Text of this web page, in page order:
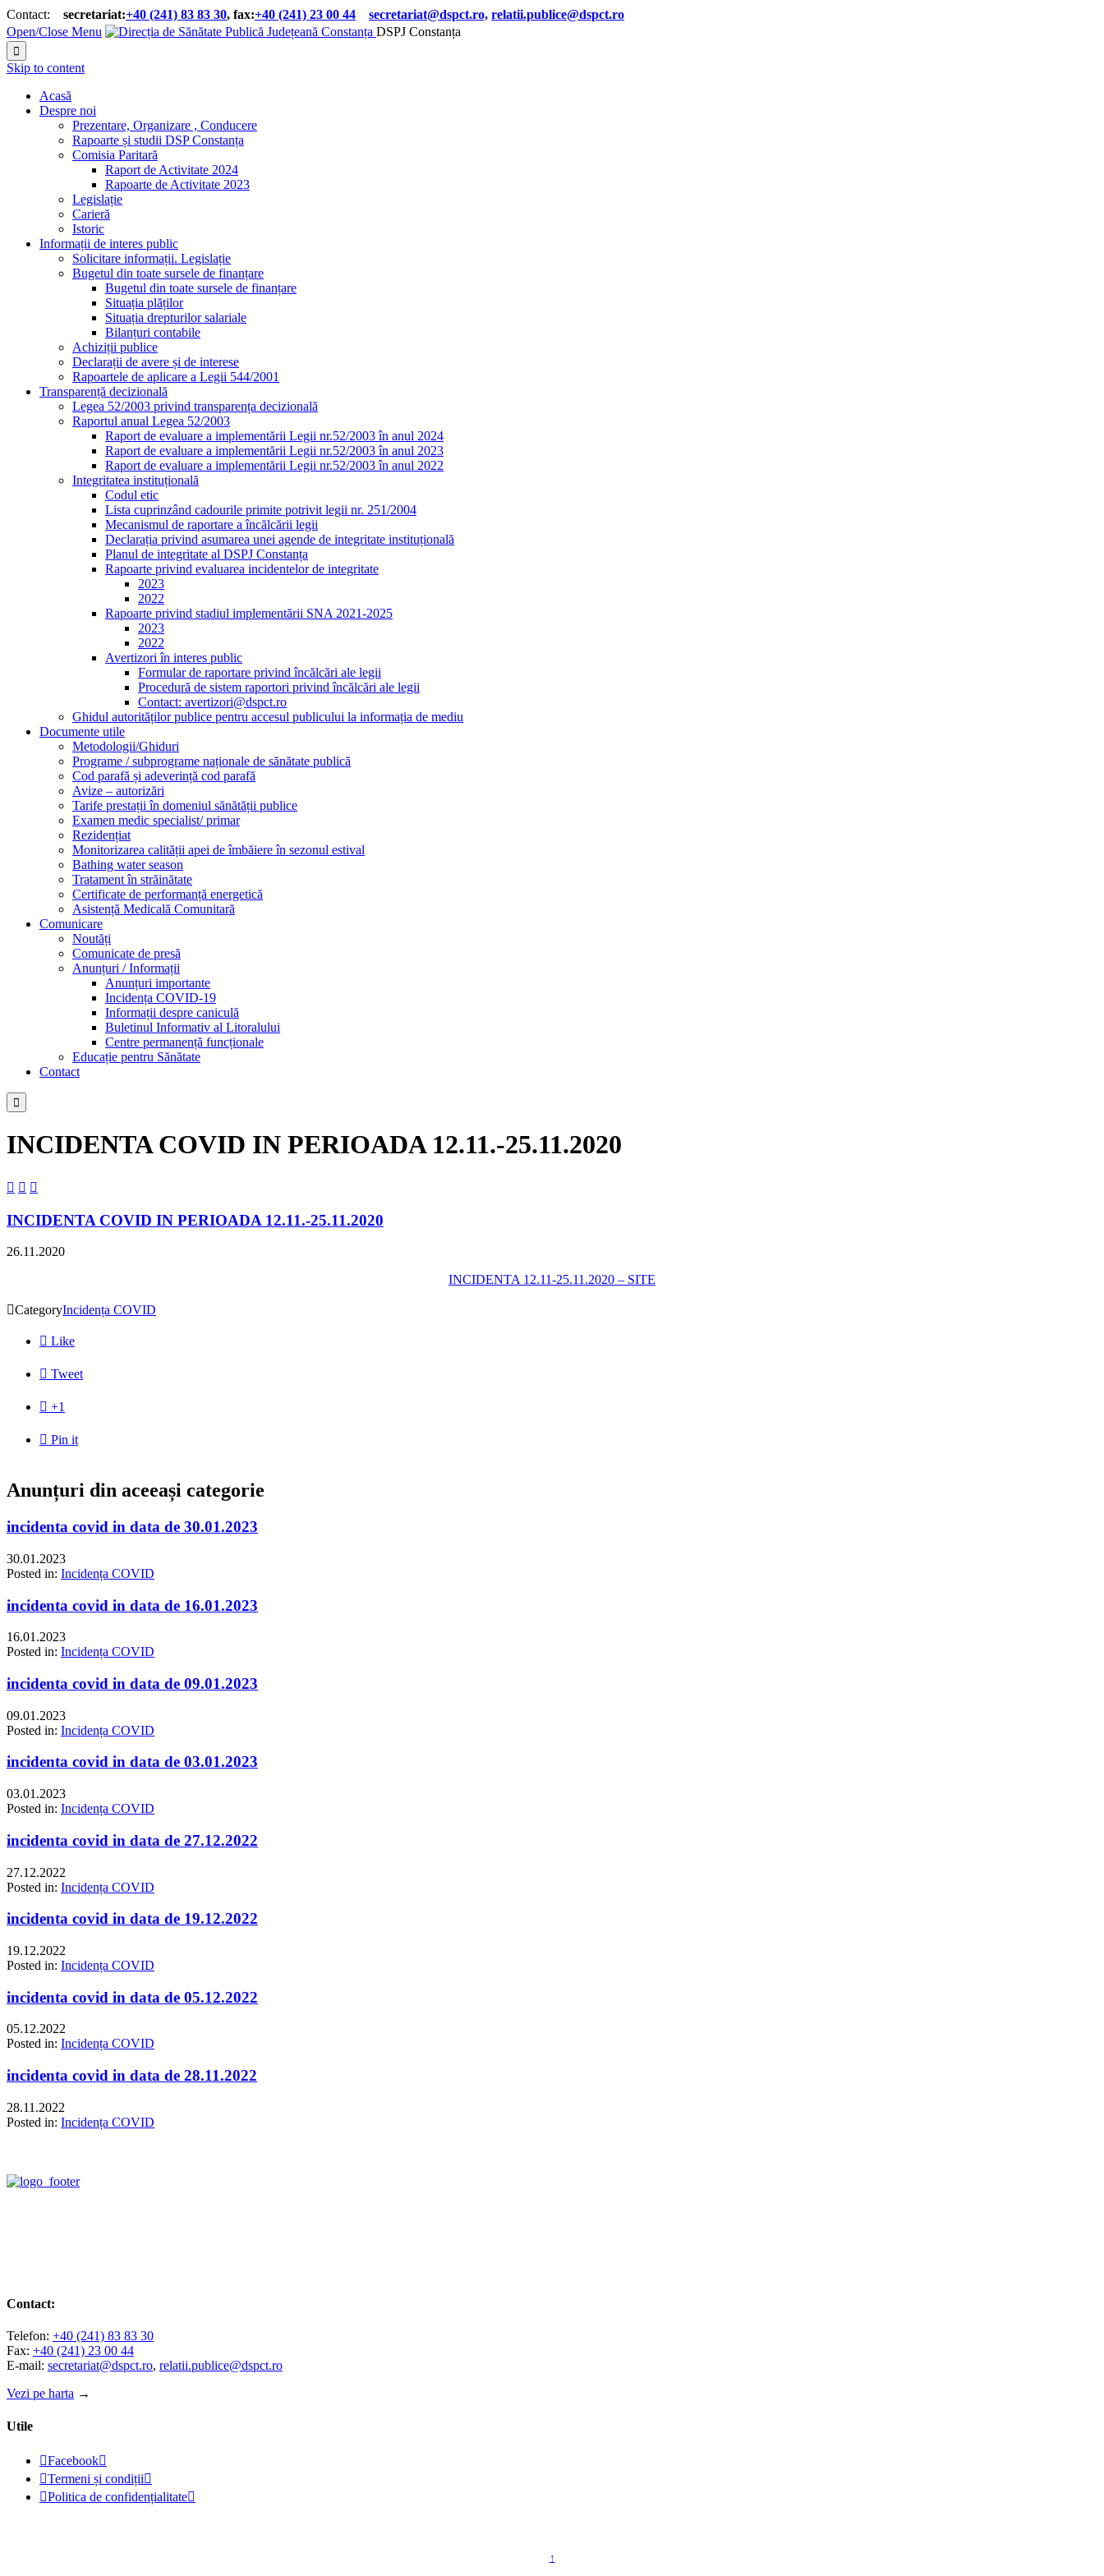
Contact: secretariat:+40 (241) 83 83 30, fax:+40 (241) 23 00 44 secretariat@dspct.ro, relatii.publice@dspct.ro
Open/Close Menu
DSPJ Constanța

Skip to content
Acasă
Despre noi
Prezentare, Organizare , Conducere
Rapoarte și studii DSP Constanța
Comisia Paritară
Raport de Activitate 2024
Rapoarte de Activitate 2023
Legislație
Carieră
Istoric
Informații de interes public
Solicitare informații. Legislație
Bugetul din toate sursele de finanțare
Bugetul din toate sursele de finanțare
Situația plăților
Situația drepturilor salariale
Bilanțuri contabile
Achiziții publice
Declarații de avere și de interese
Rapoartele de aplicare a Legii 544/2001
Transparență decizională
Legea 52/2003 privind transparența decizională
Raportul anual Legea 52/2003
Raport de evaluare a implementării Legii nr.52/2003 în anul 2024
Raport de evaluare a implementării Legii nr.52/2003 în anul 2023
Raport de evaluare a implementării Legii nr.52/2003 în anul 2022
Integritatea instituțională
Codul etic
Lista cuprinzând cadourile primite potrivit legii nr. 251/2004
Mecanismul de raportare a încălcării legii
Declarația privind asumarea unei agende de integritate instituțională
Planul de integritate al DSPJ Constanța
Rapoarte privind evaluarea incidentelor de integritate
2023
2022
Rapoarte privind stadiul implementării SNA 2021-2025
2023
2022
Avertizori în interes public
Formular de raportare privind încălcări ale legii
Procedură de sistem raportori privind încălcări ale legii
Contact: avertizori@dspct.ro
Ghidul autorităților publice pentru accesul publicului la informația de mediu
Documente utile
Metodologii/Ghiduri
Programe / subprograme naționale de sănătate publică
Cod parafă și adeverință cod parafă
Avize – autorizări
Tarife prestații în domeniul sănătății publice
Examen medic specialist/ primar
Rezidențiat
Monitorizarea calității apei de îmbăiere în sezonul estival
Bathing water season
Tratament în străinătate
Certificate de performanță energetică
Asistență Medicală Comunitară
Comunicare
Noutăți
Comunicate de presă
Anunțuri / Informații
Anunțuri importante
Incidența COVID-19
Informații despre caniculă
Buletinul Informativ al Litoralului
Centre permanență funcționale
Educație pentru Sănătate
Contact

INCIDENTA COVID IN PERIOADA 12.11.-25.11.2020
  
INCIDENTA COVID IN PERIOADA 12.11.-25.11.2020
26.11.2020
INCIDENTA 12.11-25.11.2020 – SITE
CategoryIncidența COVID
 Like
 Tweet
 +1
 Pin it
Anunțuri din aceeași categorie
incidenta covid in data de 30.01.2023
30.01.2023
Posted in: Incidența COVID
incidenta covid in data de 16.01.2023
16.01.2023
Posted in: Incidența COVID
incidenta covid in data de 09.01.2023
09.01.2023
Posted in: Incidența COVID
incidenta covid in data de 03.01.2023
03.01.2023
Posted in: Incidența COVID
incidenta covid in data de 27.12.2022
27.12.2022
Posted in: Incidența COVID
incidenta covid in data de 19.12.2022
19.12.2022
Posted in: Incidența COVID
incidenta covid in data de 05.12.2022
05.12.2022
Posted in: Incidența COVID
incidenta covid in data de 28.11.2022
28.11.2022
Posted in: Incidența COVID
Contact:
Telefon: +40 (241) 83 83 30
Fax: +40 (241) 23 00 44
E-mail: secretariat@dspct.ro, relatii.publice@dspct.ro
Vezi pe harta →
Utile
Facebook
Termeni și condiții
Politica de confidențialitate
↑